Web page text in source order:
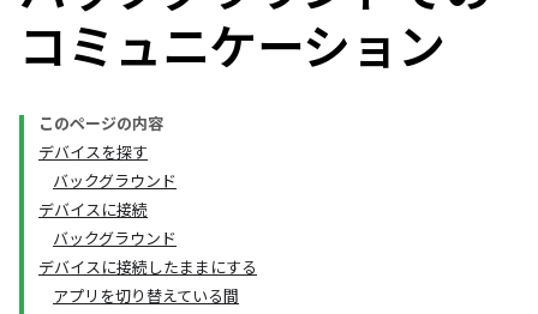
コミュニケーション
このページの内容
デバイスを探す
バックグラウンド
デバイスに接続
バックグラウンド
デバイスに接続したままにする
アプリを切り替えている間